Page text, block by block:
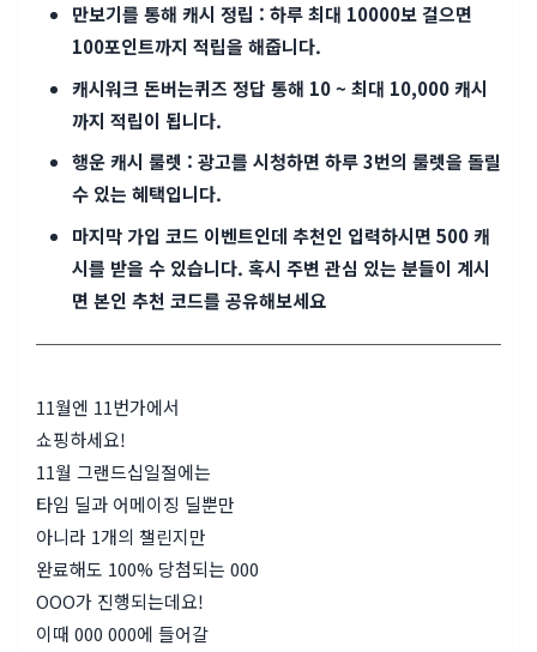
만보기를 통해 캐시 정립 : 하루 최대 10000보 걸으면
100포인트까지 적립을 해줍니다.
캐시워크 돈버는퀴즈 정답 통해 10 ~ 최대 10,000 캐시
까지 적립이 됩니다.
행운 캐시 룰렛 : 광고를 시청하면 하루 3번의 룰렛을 돌릴
수 있는 혜택입니다.
마지막 가입 코드 이벤트인데 추천인 입력하시면 500 캐
시를 받을 수 있습니다. 혹시 주변 관심 있는 분들이 계시
면 본인 추천 코드를 공유해보세요
11월엔 11번가에서
쇼핑하세요!
11월 그랜드십일절에는
타임 딜과 어메이징 딜뿐만
아니라 1개의 챌린지만
완료해도 100% 당첨되는 000
OOO가 진행되는데요!
이때 000 000에 들어갈